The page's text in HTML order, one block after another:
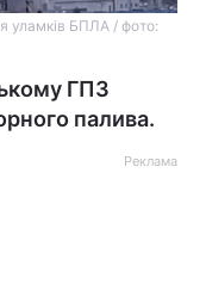
уламків БПЛА / фото:
ГПЗ
палива.
Реклама